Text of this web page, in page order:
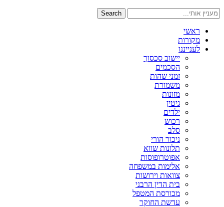
Search
ראשי
מקורות
לענייננו
יישוב סכסוך
הסכמים
זמני שהות
משמורת
מזונות
גיטין
ילדים
רכוש
סלב
ניכור הורי
תלונות שווא
אפוטרופוסות
אלימות במשפחה
צוואות וירושות
בית הדין הרבני
מכורסת המטפל
עדשת החוקר